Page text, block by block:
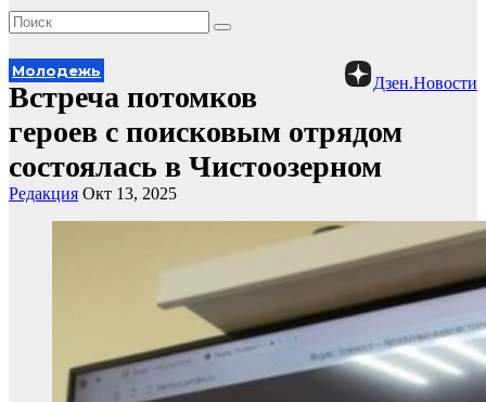
Дзен.Новости
Молодежь
Встреча потомков
героев с поисковым отрядом
состоялась в Чистоозерном
Редакция Окт 13, 2025